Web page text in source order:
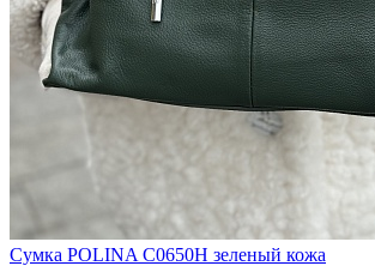
Сумка POLINA C0650H зеленый кожа